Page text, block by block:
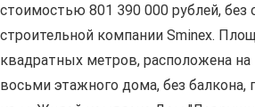
стоимостью 801 390 000 рублей, без
строительной компании Sminex.
квадратных метров, расположена
восьми этажного дома, без балкона,